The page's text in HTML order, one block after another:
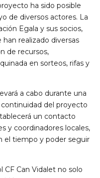
ha sido posible
de diversos actores. La
Egala y sus socios,
realizado diversas
de recursos,
en sorteos, rifas y
a cabo durante una
del proyecto
un contacto
y coordinadores locales,
el tiempo y poder seguir
CF Can Vidalet no solo